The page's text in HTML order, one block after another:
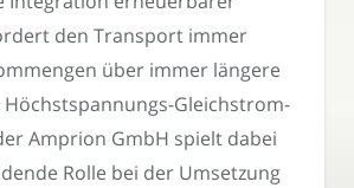
den Transport immer
über immer längere
Höchstspannungs-Gleichstrom-
Amprion GmbH spielt dabei
Rolle bei der Umsetzung